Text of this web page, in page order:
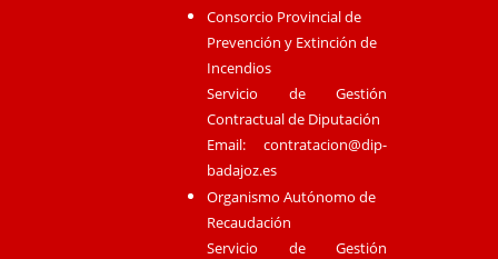
Consorcio Provincial de
Prevención y Extinción de
Incendios
Servicio de Gestión
Contractual de Diputación
Email:contratacion@dip-
badajoz.es
Organismo Autónomo de
Recaudación
Servicio de Gestión